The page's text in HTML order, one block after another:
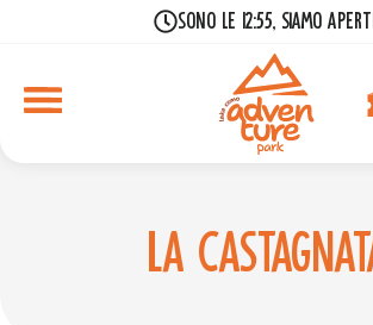
Sono le 12:55, siamo
La